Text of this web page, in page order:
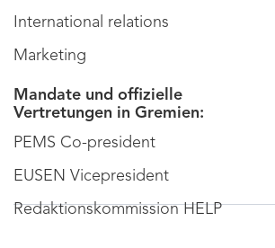
International relations
Marketing
Mandate und offizielle
Vertretungen in Gremien:
PEMS Co-president
EUSEN Vicepresident
Redaktionskommission HELP